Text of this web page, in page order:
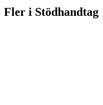
Fler i Stödhandtag